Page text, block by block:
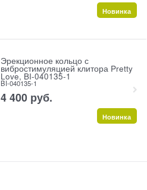
Новинка
Эрекционное кольцо с
вибростимуляцией клитора Pretty
Love, BI-040135-1
BI-040135-1
4 400 руб.
Новинка